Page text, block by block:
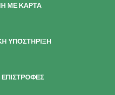
ΜΕ ΚΑΡΤΑ
ΥΠΟΣΤΗΡΙΞΗ